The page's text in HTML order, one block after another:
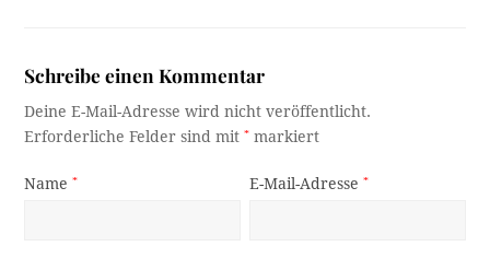
Schreibe einen Kommentar
Deine E-Mail-Adresse wird nicht veröffentlicht.
Erforderliche Felder sind mit* markiert
Name* E-Mail-Adresse*